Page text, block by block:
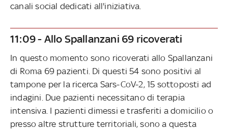
canali social dedicati all'iniziativa.
11:09 - Allo Spallanzani 69 ricoverati
In questo momento sono ricoverati allo Spallanzani
di Roma 69 pazienti. Di questi 54 sono positivi al
tampone per la ricerca Sars-CoV-2, 15 sottoposti ad
indagini. Due pazienti necessitano di terapia
intensiva. I pazienti dimessi e trasferiti a domicilio o
presso altre strutture territoriali, sono a questa